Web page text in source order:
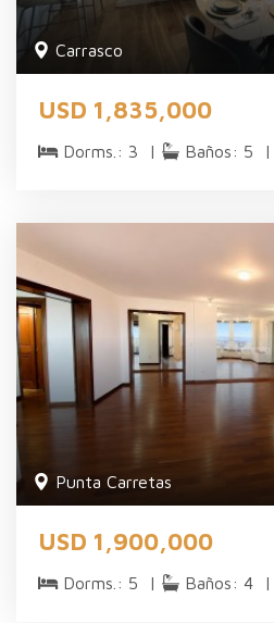
Carrasco
USD 1,835,000
Dorms.: 3 | Baños: 5 |
Punta Carretas
USD 1,900,000
Dorms.: 5 | Baños: 4 |